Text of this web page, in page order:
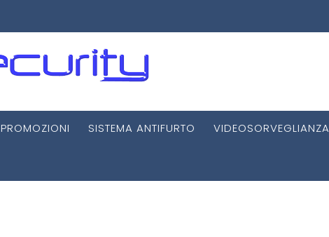
PROMOZIONI SISTEMA ANTIFURTO VIDEOSORVEGLIANZA